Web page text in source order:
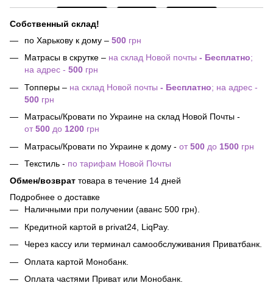
Собственный склад!
по Харькову к дому – 500 грн
Матрасы в скрутке – на склад Новой почты - Бесплатно;
на адрес - 500 грн
Топперы – на склад Новой почты - Бесплатно; на адрес -
500 грн
Матрасы/Кровати по Украине на склад Новой Почты -
от500 до 1200 грн
Матрасы/Кровати по Украине к дому - от500 до 1500 грн
Текстиль - по тарифам Новой Почты
Обмен/возврат товара в течение 14 дней
Подробнее о доставке
Наличными при получении (аванс 500 грн).
Кредитной картой в privat24, LiqPay.
Через кассу или терминал самообслуживания Приватбанк.
Оплата картой Монобанк.
Оплата частями Приват или Монобанк.